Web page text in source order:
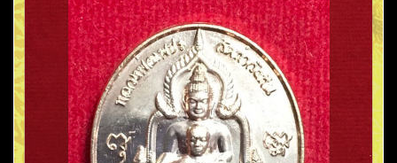
เพชร
ร่มเย็น
เป็นสุข
เนื้อ
ทองแดง
ปี2560
ชิ้น